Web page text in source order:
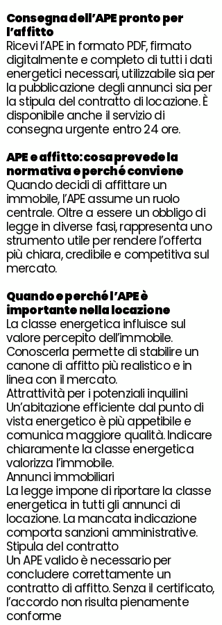
Consegnadell’APEpronto per
l’affitto
Ricevi l’APE in formato PDF, firmato
digitalmente e completo di tutti i dati
energetici necessari, utilizzabile sia per
la pubblicazione degli annunci sia per
la stipula del contratto di locazione. È
disponibile anche il servizio di
consegna urgente entro 24 ore.
APEeaffitto: cosa prevede la
normativa e perché conviene
Quando decidi di affittare un
immobile, l’APE assume un ruolo
centrale. Oltre a essere un obbligo di
legge in diverse fasi, rappresenta uno
strumento utile per rendere l’offerta
più chiara, credibile e competitiva sul
mercato.
Quando e perché l’APEè
importante nellalocazione
La classe energetica influisce sul
valore percepito dell’immobile.
Conoscerla permette di stabilire un
canone di affitto più realistico e in
linea con il mercato.
Attrattività per i potenziali inquilini
Un’abitazione efficiente dal punto di
vista energetico è più appetibile e
comunica maggiore qualità. Indicare
chiaramente la classe energetica
valorizza l’immobile.
Annunci immobiliari
La legge impone di riportare la classe
energetica in tutti gli annunci di
locazione. La mancata indicazione
comporta sanzioni amministrative.
Stipula del contratto
Un APE valido è necessario per
concludere correttamente un
contratto di affitto. Senza il certificato,
l’accordo non risulta pienamente
conforme